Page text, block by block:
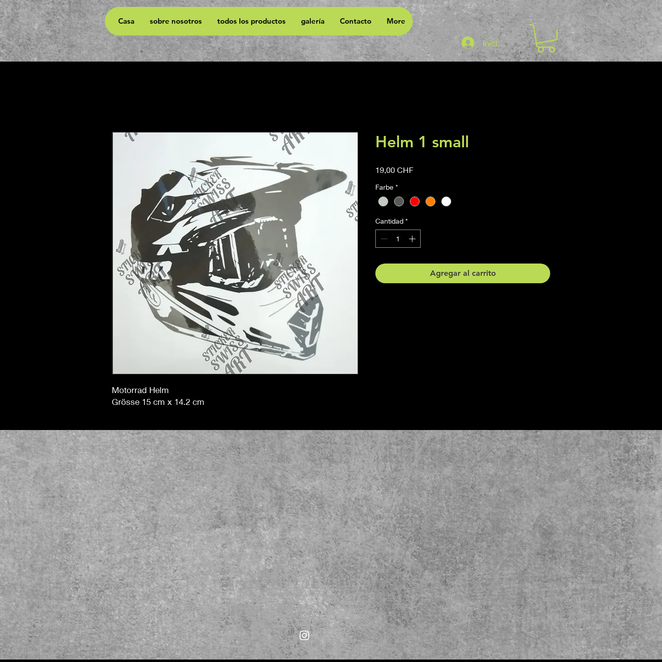
Casa sobre nosotros todos los productos galería Contacto More
Iniciar sesión
Motorrad Helm
Grösse 15 cm x 14.2 cm
Helm 1 small
19,00 CHFPrecio
Farbe *
Cantidad *
Agregar al carrito